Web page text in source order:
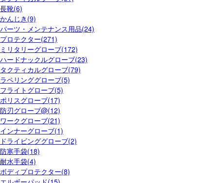
長靴(6)
かんじき(9)
パーツ・メンテナンス用品(24)
プロテクター(271)
ミリタリーグローブ(172)
ハードナックルグローブ(23)
タクティカルグローブ(79)
ラペリンググローブ(5)
フライトグローブ(5)
ポリスグローブ(17)
防刃グローブ@(12)
ワークグローブ(21)
インナーグローブ(1)
ドライビンググローブ(2)
防寒手袋(18)
耐水手袋(4)
ボディプロテクター(8)